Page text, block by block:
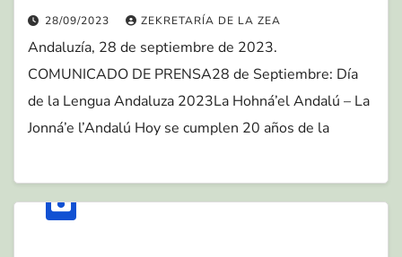
28/09/2023 ZEKRETARÍA DE LA ZEA
Andaluzía, 28 de septiembre de 2023.
COMUNICADO DE PRENSA28 de Septiembre: Día
de la Lengua Andaluza 2023La Hohná’el Andalú – La
Jonná’e l’Andalú Hoy se cumplen 20 años de la